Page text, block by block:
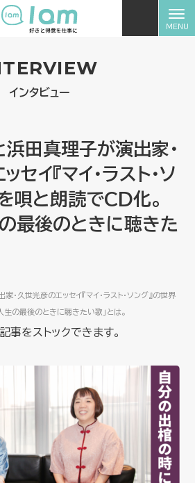
インタビュー
田真理子が演出家・
セイ『マイ・ラスト・ソ
唄と朗読でCD化。
最後のときに聴きた
久世光彦のエッセイ『マイ・ラスト・ソング』の世界
の最後のときに聴きたい歌」とは。
事をストックできます。